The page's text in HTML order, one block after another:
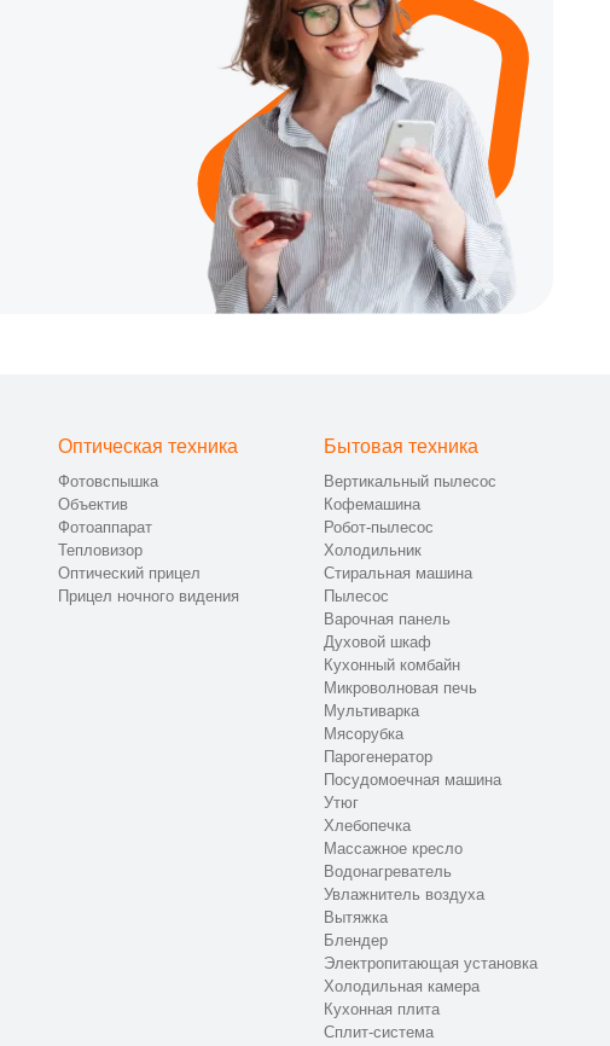
Оптическая техника
Фотовспышка
Объектив
Фотоаппарат
Тепловизор
Оптический прицел
Прицел ночного видения
Бытовая техника
Вертикальный пылесос
Кофемашина
Робот-пылесос
Холодильник
Стиральная машина
Пылесос
Варочная панель
Духовой шкаф
Кухонный комбайн
Микроволновая печь
Мультиварка
Мясорубка
Парогенератор
Посудомоечная машина
Утюг
Хлебопечка
Массажное кресло
Водонагреватель
Увлажнитель воздуха
Вытяжка
Блендер
Электропитающая установка
Холодильная камера
Кухонная плита
Сплит-система